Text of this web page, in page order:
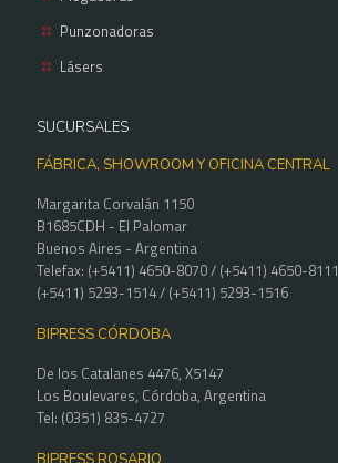
Punzonadoras
Lásers
SUCURSALES
FÁBRICA, SHOWROOM Y OFICINA CENTRAL
Margarita Corvalán 1150
B1685CDH - El Palomar
Buenos Aires - Argentina
Telefax: (+5411) 4650-8070 / (+5411) 4650-8111
(+5411) 5293-1514 / (+5411) 5293-1516
BIPRESS CÓRDOBA
De los Catalanes 4476, X5147
Los Boulevares, Córdoba, Argentina
Tel: (0351) 835-4727